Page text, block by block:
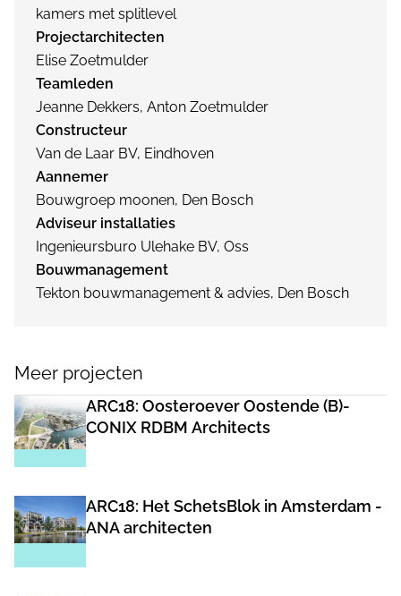
kamers met splitlevel
Projectarchitecten
Elise Zoetmulder
Teamleden
Jeanne Dekkers, Anton Zoetmulder
Constructeur
Van de Laar BV, Eindhoven
Aannemer
Bouwgroep moonen, Den Bosch
Adviseur installaties
Ingenieursburo Ulehake BV, Oss
Bouwmanagement
Tekton bouwmanagement & advies, Den Bosch
Meer projecten
ARC18: Oosteroever Oostende (B)-
CONIX RDBM Architects
ARC18: Het SchetsBlok in Amsterdam -
ANA architecten